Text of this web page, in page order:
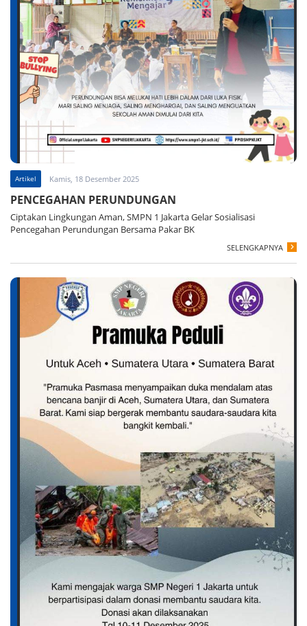
Artikel Kamis, 18 Desember 2025
PENCEGAHAN PERUNDUNGAN
Ciptakan Lingkungan Aman, SMPN 1 Jakarta Gelar Sosialisasi
Pencegahan Perundungan Bersama Pakar BK
SELENGKAPNYA